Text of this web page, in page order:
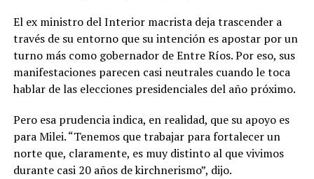
El ex ministro del Interior macrista deja trascender a
través de su entorno que su intención es apostar por un
turno más como gobernador de Entre Ríos. Por eso, sus
manifestaciones parecen casi neutrales cuando le toca
hablar de las elecciones presidenciales del año próximo.
Pero esa prudencia indica, en realidad, que su apoyo es
para Milei. “Tenemos que trabajar para fortalecer un
norte que, claramente, es muy distinto al que vivimos
durante casi 20 años de kirchnerismo”, dijo.